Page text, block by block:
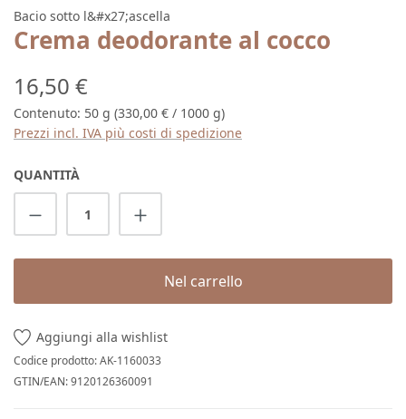
Bacio sotto l&#x27;ascella
Crema deodorante al cocco
Prezzo normale:
16,50 €
Contenuto: 50 g (330,00 € / 1000 g)
Prezzi incl. IVA più costi di spedizione
QUANTITÀ
Quantità del prodotto: inserisci la
Nel carrello
Aggiungi alla wishlist
Codice prodotto:AK-1160033
GTIN/EAN:9120126360091